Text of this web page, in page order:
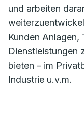
und arbeiten
Kunden Anlagen,
Dienstleistungen
bieten – im
Industrie u.v.m.